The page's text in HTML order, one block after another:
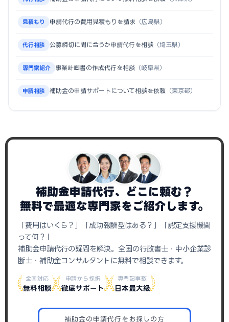
見積もり 申請代行の費用見積もりを請求 （広島県）
代行相談 公募締切に間に合うか申請代行を相談 （埼玉県）
専門家紹介 事業計画書の作成代行を相談 （岐阜県）
申請相談 補助金の申請サポートについて相談を依頼 （東京都）
補助金申請代行、どこに頼む？
無料で最適な専門家をご紹介します。
「費用はいくら？」「成功報酬型はある？」「認定支援機関
って何？」
補助金申請代行の疑問を解決。全国の行政書士・中小企業診
断士・補助金コンサルタントに無料で相談できます。
全国対応
無料相談
申請から採択
徹底サポート
専門記事数
日本最大級
補助金の申請代行をお探しの方